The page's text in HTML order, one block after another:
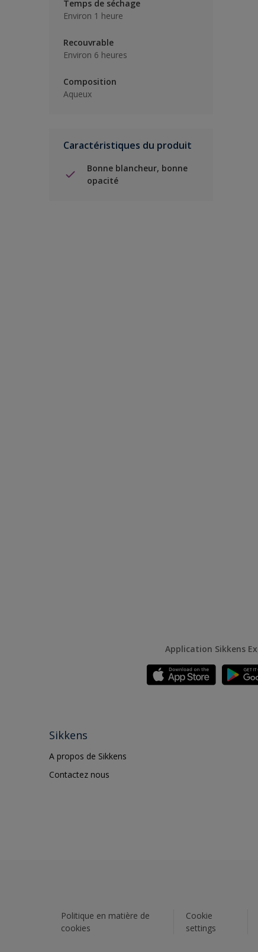
Temps de séchage
Environ 1 heure
Recouvrable
Environ 6 heures
Composition
Aqueux
Caractéristiques du produit
Bonne blancheur, bonne
opacité
Application Sikkens
Sikkens
A propos de Sikkens
Contactez nous
Politique en matière de
cookies
Cookie
settings